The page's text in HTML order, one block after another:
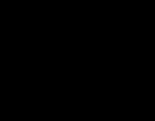
транспортные компании:
ЖелДорЭкспедиция, Байкал
которые вам удобны.
1200 рублей